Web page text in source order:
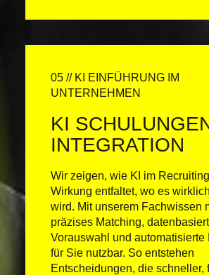
05 // KI EINFÜHRUNG IM
UNTERNEHMEN
KI
INTEGRATION
Wir zeigen, wie KI im
Wirkung entfaltet, wo es
wird. Mit unserem Fachwissen
präzises Matching,
Vorauswahl und automatisierte
für Sie nutzbar. So entstehen
Entscheidungen, die schneller,